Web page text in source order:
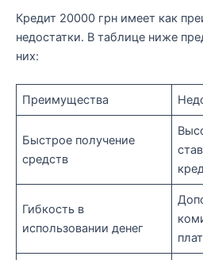
Кредит 20000 грн имеет как
недостатки. В таблице ниже
них:
Преимущества
Быстрое получение
средств
Гибкость в
использовании денег